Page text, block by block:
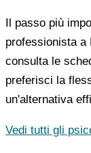
Il passo più
professionista a
consulta le
preferisci la
un'alternativa
Vedi tutti gli